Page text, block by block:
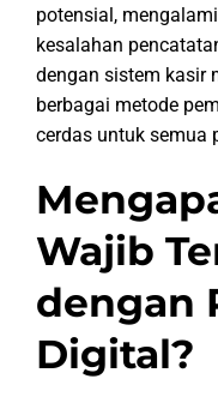
potensial,
kesalahan
dengan sistem kasir
berbagai metode
cerdas untuk semua
Wajib
dengan
Digital?